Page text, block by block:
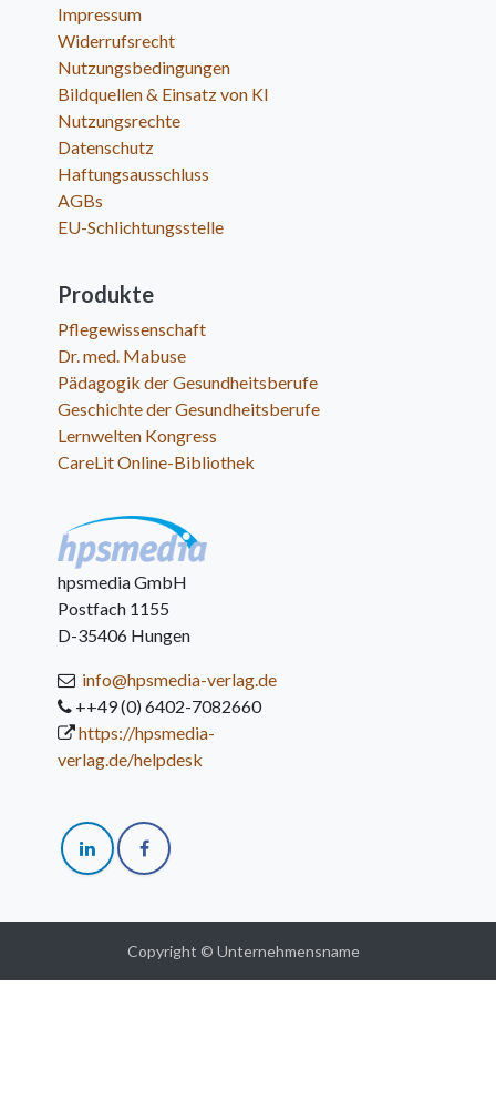
Impressum
Widerrufsrecht
Nutzungsbedingungen
Bildquellen & Einsatz von KI
Nutzungsrechte
Datenschutz
Haftungsausschluss
AGBs
EU-Schlichtungsstelle
Produkte
Pflegewissenschaft
Dr. med. Mabuse
Pädagogik der Gesundheitsberufe
Geschichte der Gesundheitsberufe
Lernwelten Kongress
CareLit Online-Bibliothek
hpsmedia GmbH
Postfach 1155
D-35406 Hungen
info@hpsmedia-verlag.de
++49 (0) 6402-7082660
https://hpsmedia-
verlag.de/helpdesk
Copyright © Unternehmensname